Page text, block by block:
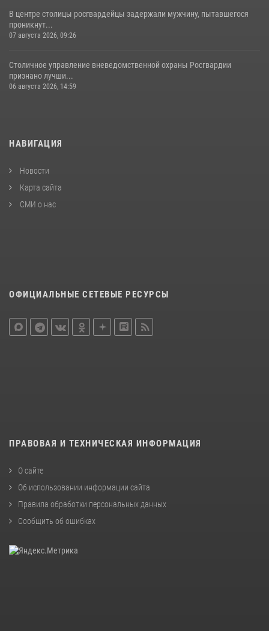
В центре столицы росгвардейцы задержали мужчину, пытавшегося
проникнут...
07 августа 2026, 09:26
Столичное управление вневедомственной охраны Росгвардии
признано лучши...
06 августа 2026, 14:59
НАВИГАЦИЯ
Новости
Карта сайта
СМИ о нас
ОФИЦИАЛЬНЫЕ СЕТЕВЫЕ РЕСУРСЫ
ПРАВОВАЯ И ТЕХНИЧЕСКАЯ ИНФОРМАЦИЯ
О сайте
Об использовании информации сайта
Правила обработки персональных данных
Сообщить об ошибках